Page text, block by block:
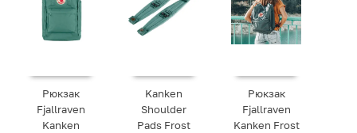
Рюкзак
Fjallraven
Kanken
Kanken
Shoulder
Pads Frost
Рюкзак
Fjallraven
Kanken Frost